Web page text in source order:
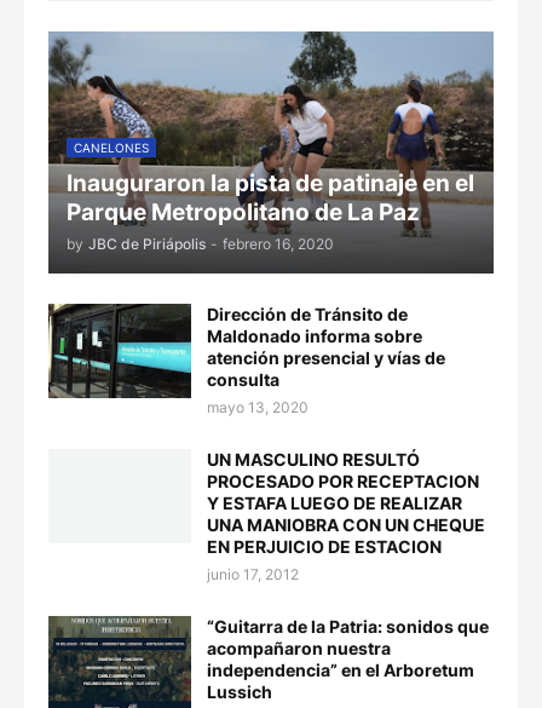
CANELONES
Inauguraron la pista de patinaje en el
Parque Metropolitano de La Paz
by JBC de Piriápolis - febrero 16, 2020
Dirección de Tránsito de
Maldonado informa sobre
atención presencial y vías de
consulta
mayo 13, 2020
UN MASCULINO RESULTÓ
PROCESADO POR RECEPTACION
Y ESTAFA LUEGO DE REALIZAR
UNA MANIOBRA CON UN CHEQUE
EN PERJUICIO DE ESTACION
junio 17, 2012
“Guitarra de la Patria: sonidos que
acompañaron nuestra
independencia” en el Arboretum
Lussich